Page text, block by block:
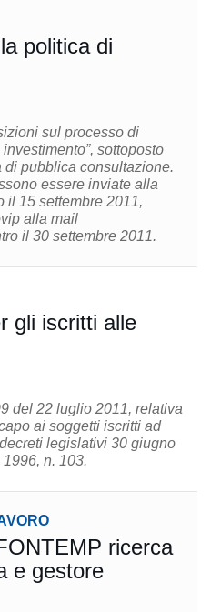
politica di
sul processo di
sottoposto
pubblica consultazione.
essere inviate alla
il 15 settembre 2011,
alla mail
il 30 settembre 2011.
gli iscritti alle
del 22 luglio 2011, relativa
ai soggetti iscritti ad
legislativi 30 giugno
n. 103.
ricerca
e gestore